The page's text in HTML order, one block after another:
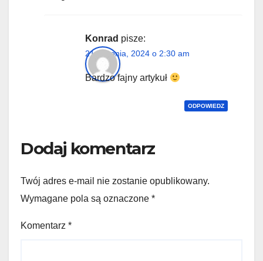
Konrad pisze:
21 sierpnia, 2024 o 2:30 am
Bardzo fajny artykuł
ODPOWIEDZ
Dodaj komentarz
Twój adres e-mail nie zostanie opublikowany.
Wymagane pola są oznaczone *
Komentarz *